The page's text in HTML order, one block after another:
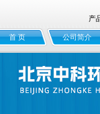
产
首 页 公司简介